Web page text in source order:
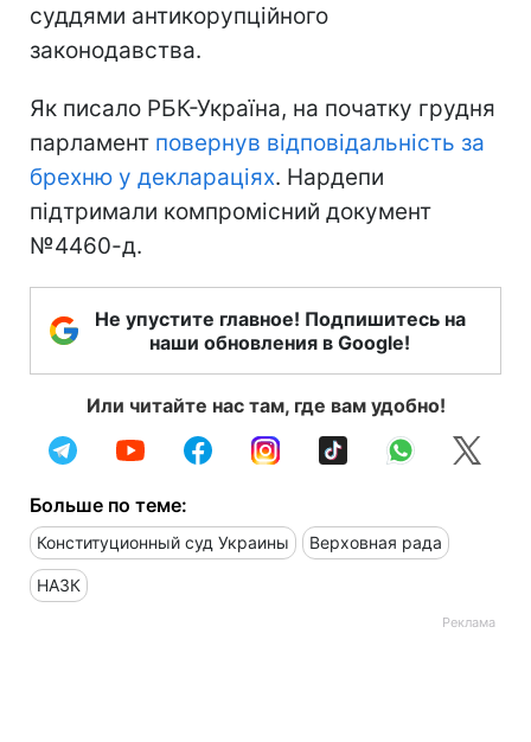
суддями антикорупційного
законодавства.
Як писало РБК-Україна, на початку грудня
парламент повернув відповідальність за
брехню у деклараціях. Нардепи
підтримали компромісний документ
№4460-д.
Не упустите главное! Подпишитесь на
наши обновления в Google!
Или читайте нас там, где вам удобно!
Больше по теме:
Конституционный суд Украины Верховная рада
НАЗК